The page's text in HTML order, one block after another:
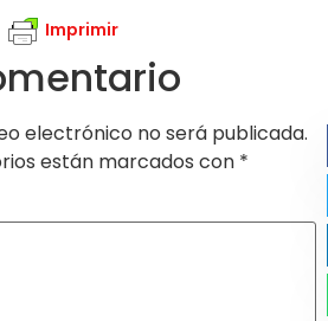
Imprimir
electrónico no será publicada.
están marcados con *